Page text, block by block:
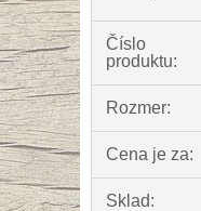
Číslo
produktu:
Rozmer:
Cena je za:
Sklad: